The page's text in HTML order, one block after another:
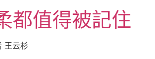
都值得被記住
王云杉